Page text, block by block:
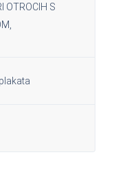
OTROCIH S